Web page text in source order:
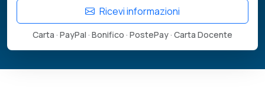
Ricevi informazioni
Carta · PayPal · Bonifico · PostePay · Carta Docente